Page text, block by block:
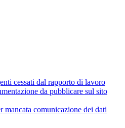
cessati dal rapporto di lavoro
da pubblicare sul sito
mancata comunicazione dei dati